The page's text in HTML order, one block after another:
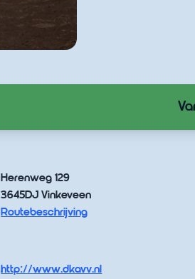
Herenweg 129
3645DJ Vinkeveen
Routebeschrijving
http://www.dkavv.nl